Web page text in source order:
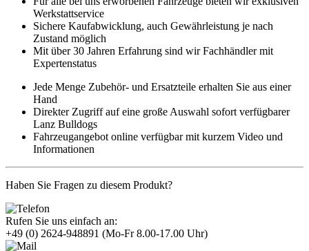
Werkstattservice
Sichere Kaufabwicklung, auch Gewährleistung je nach
Zustand möglich
Mit über 30 Jahren Erfahrung sind wir Fachhändler mit
Expertenstatus
Jede Menge Zubehör- und Ersatzteile erhalten Sie aus einer
Hand
Direkter Zugriff auf eine große Auswahl sofort verfügbarer
Lanz Bulldogs
Fahrzeugangebot online verfügbar mit kurzem Video und
Informationen
Haben Sie Fragen zu diesem Produkt?
Rufen Sie uns einfach an:
+49 (0) 2624-948891 (Mo-Fr 8.00-17.00 Uhr)